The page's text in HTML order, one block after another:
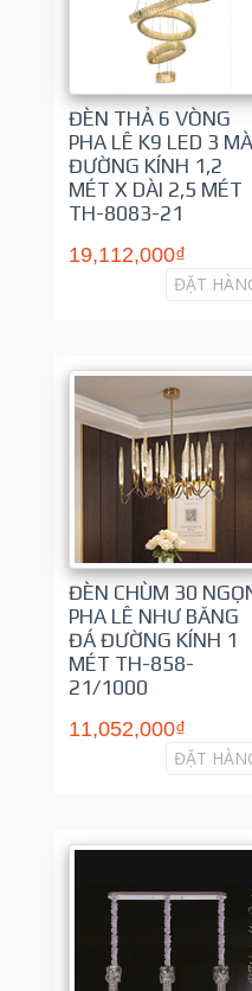
ĐÈN THẢ 6 VÒNG
PHA LÊ K9 LED 3
ĐƯỜNG KÍNH 1,2
MÉT X DÀI 2,5 MÉT
TH-8083-21
19,112,000₫
ĐẶT
ĐÈN CHÙM 30
PHA LÊ NHƯ BĂNG
ĐÁ ĐƯỜNG KÍNH 1
MÉT TH-858-
21/1000
11,052,000₫
ĐẶT